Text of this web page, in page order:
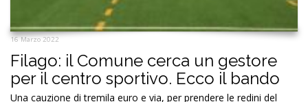
16 Marzo 2022
Filago: il Comune cerca un gestore
per il centro sportivo. Ecco il bando
Una cauzione di tremila euro e via, per prendere le redini del